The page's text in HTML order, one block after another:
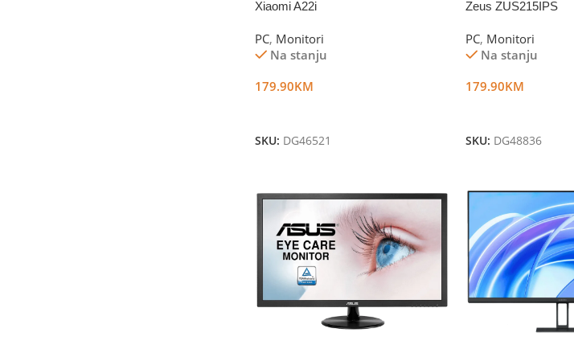
Xiaomi A22i
PC, Monitori
Na stanju
179.90KM
SKU: DG46521
Zeus ZUS215IPS
PC, Monitori
Na stanju
179.90KM
SKU: DG48836